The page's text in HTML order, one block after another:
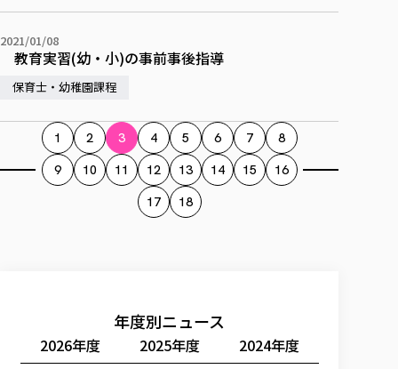
2021/01/08
教育実習(幼・小)の事前事後指導
保育士・幼稚園課程
1 2 3 4 5 6 7
8
9
10 11 12 13 14 15
16
17
18
年度別ニュース
2026年度 2025年度
2024年度